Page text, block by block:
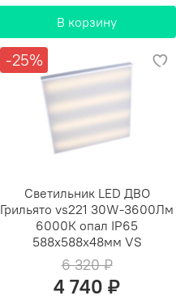
В корзину
-25%
Светильник LED ДВО
Грильято vs221 30W-3600Лм
6000К опал IP65
588х588х48мм VS
6 320 ₽
4 740 ₽